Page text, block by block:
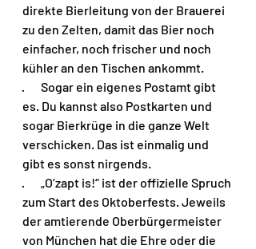
direkte Bierleitung von der Brauerei
zu den Zelten, damit das Bier noch
einfacher, noch frischer und noch
kühler an den Tischen ankommt.
·       Sogar ein eigenes Postamt gibt
es. Du kannst also Postkarten und
sogar Bierkrüge in die ganze Welt
verschicken. Das ist einmalig und
gibt es sonst nirgends.
·       „O’zapt is!“ ist der offizielle Spruch
zum Start des Oktoberfests. Jeweils
der amtierende Oberbürgermeister
von München hat die Ehre oder die